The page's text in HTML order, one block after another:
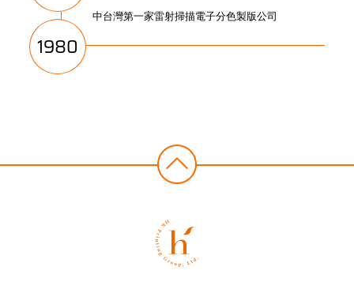
中台灣第一家雷射掃描電子分色製版公司
1980